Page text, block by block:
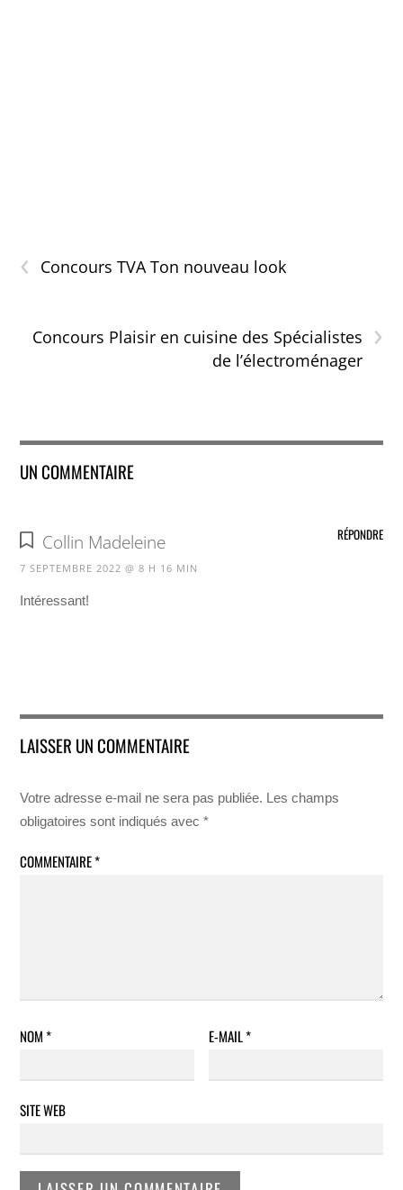
‹ Concours TVA Ton nouveau look
›
Concours Plaisir en cuisine des Spécialistes
de l’électroménager
UN COMMENTAIRE
Collin Madeleine
7 SEPTEMBRE 2022 @ 8 H 16 MIN
Intéressant!
RÉPONDRE
LAISSER UN COMMENTAIRE
Votre adresse e-mail ne sera pas publiée. Les champs
obligatoires sont indiqués avec*
COMMENTAIRE*
NOM* E-MAIL*
SITE WEB